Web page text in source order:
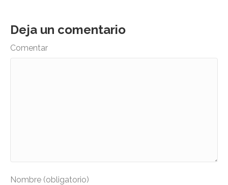
Deja un comentario
Comentar
Nombre (obligatorio)